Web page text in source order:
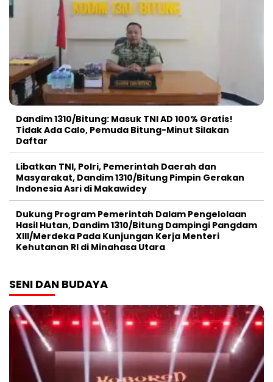
Dandim 1310/Bitung: Masuk TNI AD 100% Gratis!
Tidak Ada Calo, Pemuda Bitung-Minut Silakan
Daftar
Libatkan TNI, Polri, Pemerintah Daerah dan
Masyarakat, Dandim 1310/Bitung Pimpin Gerakan
Indonesia Asri di Makawidey
Dukung Program Pemerintah Dalam Pengelolaan
Hasil Hutan, Dandim 1310/Bitung Dampingi Pangdam
XIII/Merdeka Pada Kunjungan Kerja Menteri
Kehutanan RI di Minahasa Utara
SENI DAN BUDAYA